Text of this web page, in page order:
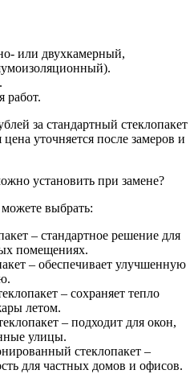
или двухкамерный,
работ.
за стандартный стеклопакет
уточняется после замеров и
установить при замене?
выбрать:
– стандартное решение для
помещениях.
– обеспечивает улучшенную
– сохраняет тепло
летом.
– подходит для окон,
улицы.
стеклопакет –
для частных домов и офисов.